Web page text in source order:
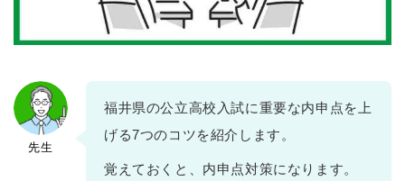
先生
福井県の公立高校入試に重要な内申点を上
げる7つのコツを紹介します。
覚えておくと、内申点対策になります。